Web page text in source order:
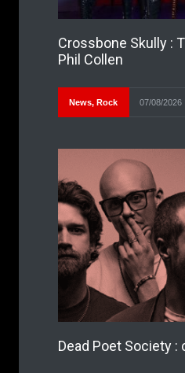
Crossbone Skully :
Phil Collen
News, Rock 07/08/2026
Dead Poet Society :